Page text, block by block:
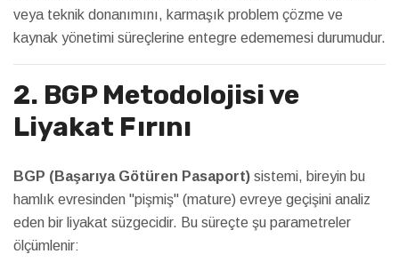
veya teknik donanımını, karmaşık problem çözme ve
kaynak yönetimi süreçlerine entegre edememesi durumudur.
2. BGP Metodolojisi ve
Liyakat Fırını
BGP (Başarıya Götüren Pasaport) sistemi, bireyin bu
hamlık evresinden "pişmiş" (mature) evreye geçişini analiz
eden bir liyakat süzgecidir. Bu süreçte şu parametreler
ölçümlenir: